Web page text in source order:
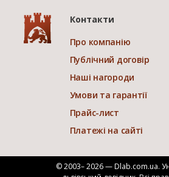
Контакти
Про компанію
Публічний договір
Наші нагороди
Умови та гарантії
Прайс-лист
Платежі на сайті
© 2003– 2026 — Dlab.com.ua.